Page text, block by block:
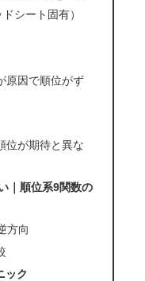
シート固有）
原因で順位がず
位が期待と異な
｜順位系9関数の
方向
ック